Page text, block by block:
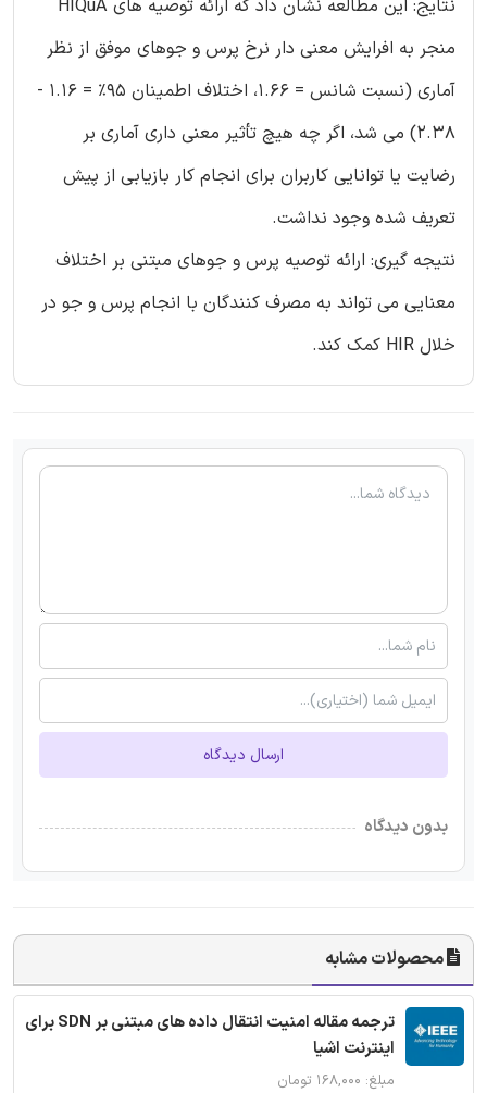
نتایج: این مطالعه نشان داد که ارائه توصیه های HIQuA
منجر به افرایش معنی دار نرخ پرس و جوهای موفق از نظر
آماری (نسبت شانس = 1.66، اختلاف اطمینان 95٪ = 1.16 -
2.38) می شد، اگر چه هیچ تأثیر معنی داری آماری بر
رضایت یا توانایی کاربران برای انجام کار بازیابی از پیش
تعریف شده وجود نداشت.
نتیجه گیری: ارائه توصیه پرس و جوهای مبتنی بر اختلاف
معنایی می تواند به مصرف کنندگان با انجام پرس و جو در
خلال HIR کمک کند.
ارسال دیدگاه
بدون دیدگاه
محصولات مشابه
ترجمه مقاله امنیت انتقال داده های مبتنی بر SDN برای
اینترنت اشیا
مبلغ: ۱۶۸,۰۰۰ تومان